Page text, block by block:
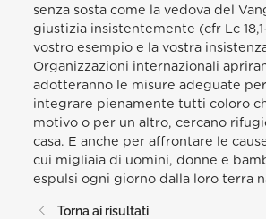
senza sosta come la vedova del
giustizia insistentemente (cfr Lc
vostro esempio e la vostra
Organizzazioni internazionali
adotteranno le misure adeguate
integrare pienamente tutti coloro
motivo o per un altro, cercano
casa. E anche per affrontare le
cui migliaia di uomini, donne e
espulsi ogni giorno dalla loro terra
Torna ai risultati